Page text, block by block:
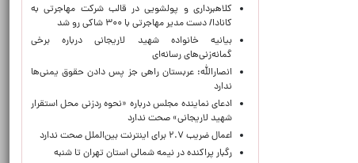
کلاهبرداری و پولشویی در قالب شرکت مهاجرتی به
کانادا/ دست مدیر مهاجرتی با ۳۰۰ شاکی رو شد
بیانیه خانواده شهید لاریجانی درباره برخی
گمانه‌زنی‌های رسانه‌ای
انصارالله: عربستان راهی جز پس دادن حقوق یمنی‌ها
ندارد
ادعای نماینده مجلس درباره «نحوه ردزنی محل استقرار
شهید لاریجانی» صحت ندارد
اعمال ضریب ۲.۷ برای اینترنت بین‌الملل صحت ندارد
رگبار پراکنده در نیمه شمالی استان تهران تا شنبه